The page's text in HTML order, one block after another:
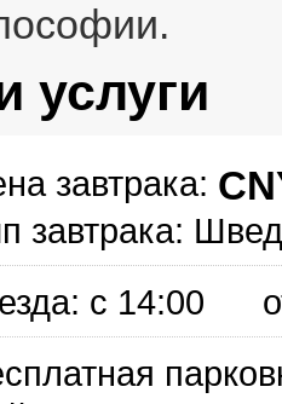
услуги
завтрака:
завтрака:
с 14:00